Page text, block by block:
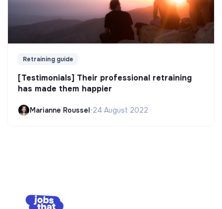
Retraining guide
[Testimonials] Their professional retraining
has made them happier
Marianne Roussel•24 August 2022